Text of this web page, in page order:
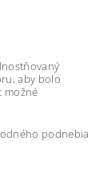
aby bolo
možné
podnebia